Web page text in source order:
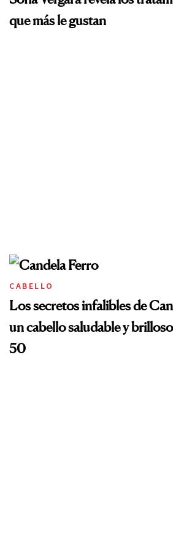
que más le gustan
CABELLO
Los secretos infalibles de
un cabello saludable y
50